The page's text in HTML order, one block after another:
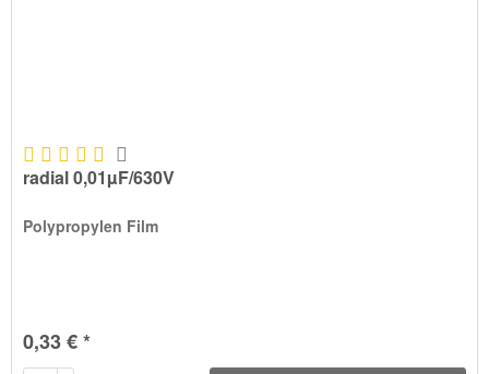
radial 0,01µF/630V
Polypropylen Film
0,33 € *